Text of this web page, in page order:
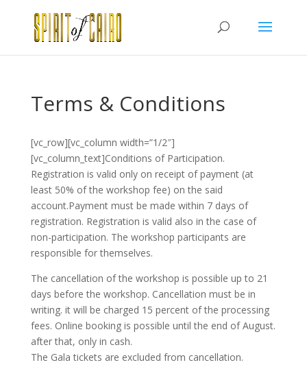
Terms & Conditions
[vc_row][vc_column width=”1/2″]
[vc_column_text]Conditions of Participation.
Registration is valid only on receipt of payment (at
least 50% of the workshop fee) on the said
account.Payment must be made within 7 days of
registration. Registration is valid also in the case of
non-participation. The workshop participants are
responsible for themselves.
The cancellation of the workshop is possible up to 21
days before the workshop. Cancellation must be in
writing. it will be charged 15 percent of the processing
fees. Online booking is possible until the end of August.
after that, only in cash.
The Gala tickets are excluded from cancellation.